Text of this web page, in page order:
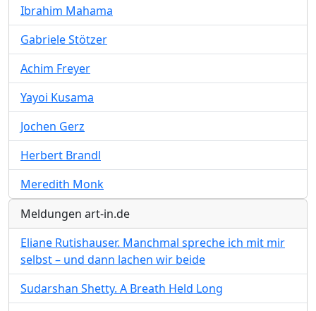
Ibrahim Mahama
Gabriele Stötzer
Achim Freyer
Yayoi Kusama
Jochen Gerz
Herbert Brandl
Meredith Monk
Meldungen art-in.de
Eliane Rutishauser. Manchmal spreche ich mit mir
selbst – und dann lachen wir beide
Sudarshan Shetty. A Breath Held Long